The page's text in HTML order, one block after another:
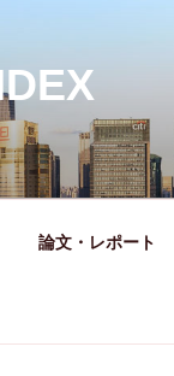
論文・レポート